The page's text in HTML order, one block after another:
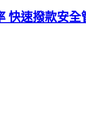
快速撥款安全